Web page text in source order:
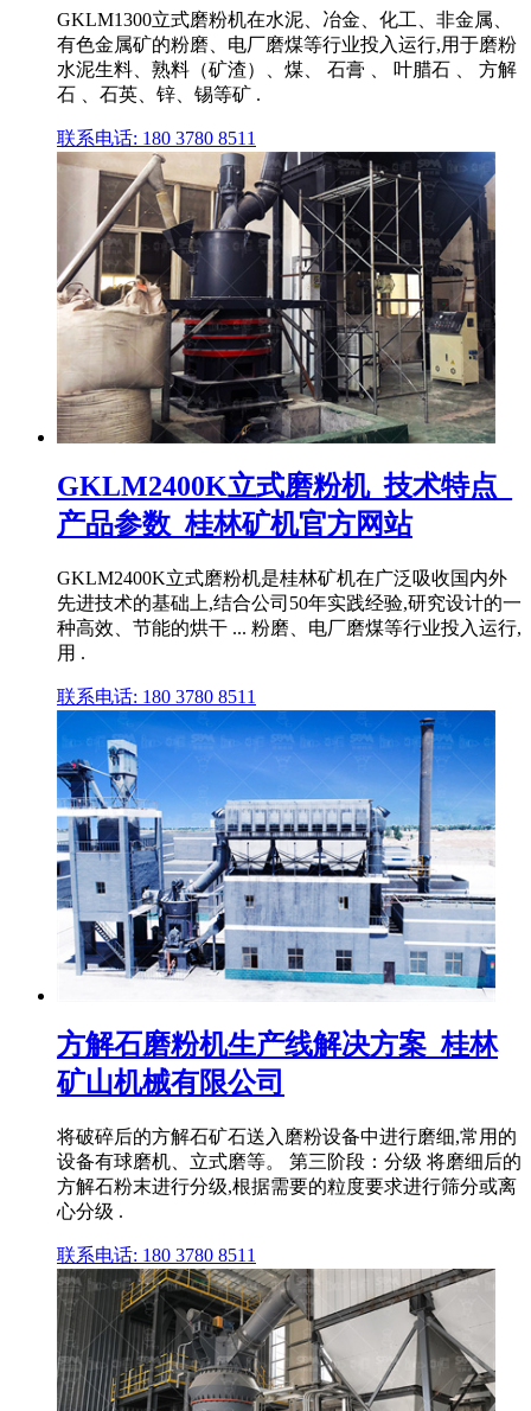
GKLM1300立式磨粉机在水泥、冶金、化工、非金属、
有色金属矿的粉磨、电厂磨煤等行业投入运行,用于磨粉
水泥生料、熟料（矿渣）、煤、 石膏 、 叶腊石 、 方解
石 、石英、锌、锡等矿 .
联系电话: 180 3780 8511
GKLM2400K立式磨粉机_技术特点_
产品参数_桂林矿机官方网站
GKLM2400K立式磨粉机是桂林矿机在广泛吸收国内外
先进技术的基础上,结合公司50年实践经验,研究设计的一
种高效、节能的烘干 ... 粉磨、电厂磨煤等行业投入运行,
用 .
联系电话: 180 3780 8511
方解石磨粉机生产线解决方案_桂林
矿山机械有限公司
将破碎后的方解石矿石送入磨粉设备中进行磨细,常用的
设备有球磨机、立式磨等。 第三阶段：分级 将磨细后的
方解石粉末进行分级,根据需要的粒度要求进行筛分或离
心分级 .
联系电话: 180 3780 8511